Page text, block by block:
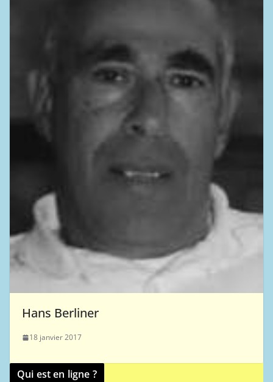
Hans Berliner
18 janvier 2017
Qui est en ligne ?